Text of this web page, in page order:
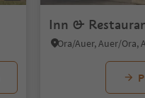
Inn &
Ora/Auer, Auer/Ora,